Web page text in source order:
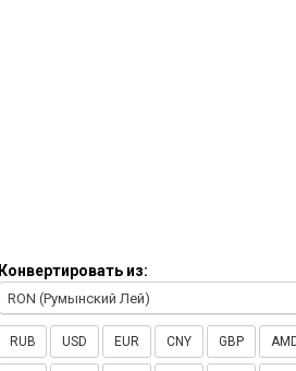
Конвертировать из:
RON (Румынский Лей)
RUB USD EUR CNY GBP